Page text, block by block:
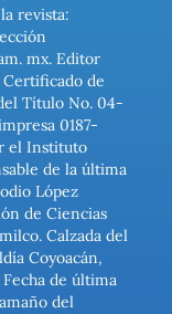
revista:
mx. Editor
de
Título No. 04-
0187-
el Instituto
de la última
López
de Ciencias
Calzada del
Coyoacán,
de última
del